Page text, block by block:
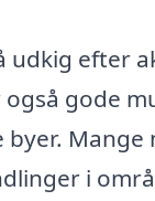
udkig efter
også gode
Mange
i